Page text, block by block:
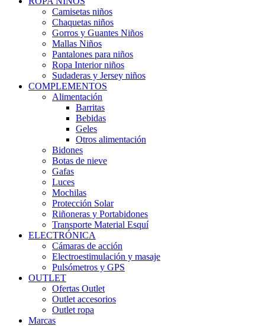
Camisetas niños
Chaquetas niños
Gorros y Guantes Niños
Mallas Niños
Pantalones para niños
Ropa Interior niños
Sudaderas y Jersey niños
COMPLEMENTOS
Alimentación
Barritas
Bebidas
Geles
Otros alimentación
Bidones
Botas de nieve
Gafas
Luces
Mochilas
Protección Solar
Riñoneras y Portabidones
Transporte Material Esquí
ELECTRÓNICA
Cámaras de acción
Electroestimulación y masaje
Pulsómetros y GPS
OUTLET
Ofertas Outlet
Outlet accesorios
Outlet ropa
Marcas